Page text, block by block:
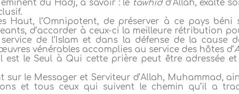
du Hadj, à savoir : le tawhîdd’Allah, exalté
Haut, l’Omnipotent, de préserver à ce pays béni
d’accorder à ceux-ci la meilleure rétribution
de l’Islam et dans la défense de la cause
vénérables accomplies au service des hôtes d’
est le Seul à Qui cette prière peut être adressée et
le Messager et Serviteur d’Allah, Muhammad,
et tous ceux qui suivent le chemin qu’il a